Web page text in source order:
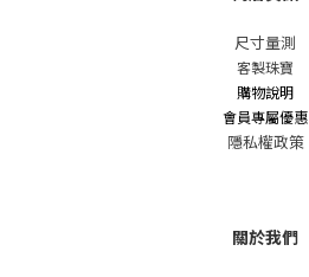
尺寸量測
客製珠寶
購物說明
會員專屬優惠
隱私權政策
關於我們